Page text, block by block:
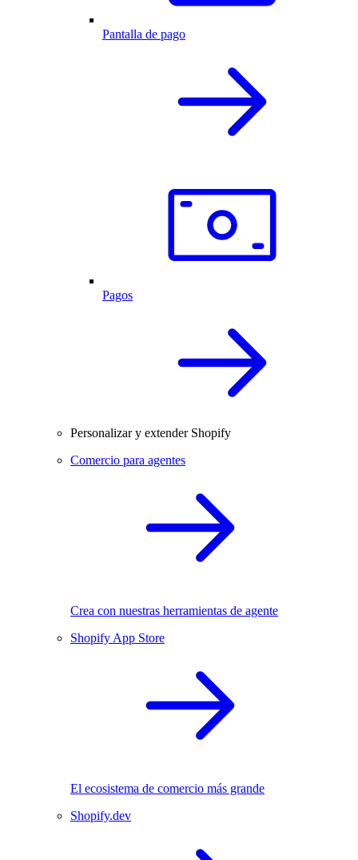
Pantalla de pago
Pagos
Personalizar y extender Shopify
Comercio para agentes
Crea con nuestras herramientas de agente
Shopify App Store
El ecosistema de comercio más grande
Shopify.dev